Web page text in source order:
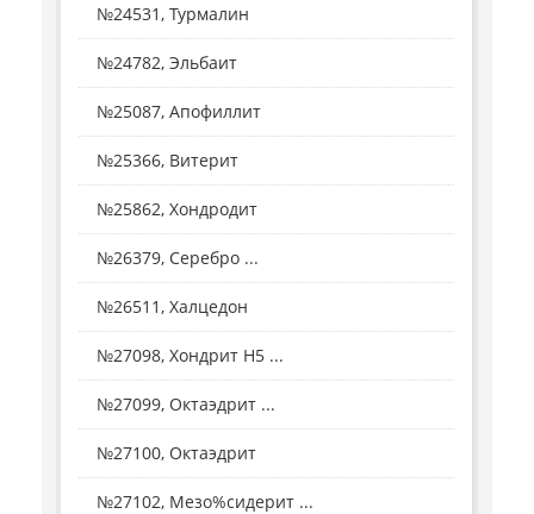
№24531, Турмалин
№24782, Эльбаит
№25087, Апофиллит
№25366, Витерит
№25862, Хондродит
№26379, Серебро ...
№26511, Халцедон
№27098, Хондрит H5 ...
№27099, Октаэдрит ...
№27100, Октаэдрит
№27102, Мезо%сидерит ...